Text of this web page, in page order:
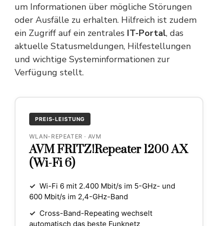
um Informationen über mögliche Störungen
oder Ausfälle zu erhalten. Hilfreich ist zudem
ein Zugriff auf ein zentrales IT-Portal, das
aktuelle Statusmeldungen, Hilfestellungen
und wichtige Systeminformationen zur
Verfügung stellt.
PREIS-LEISTUNG
WLAN-REPEATER · AVM
AVM FRITZ!Repeater 1200 AX
(Wi-Fi 6)
✓ Wi-Fi 6 mit 2.400 Mbit/s im 5-GHz- und
600 Mbit/s im 2,4-GHz-Band
✓ Cross-Band-Repeating wechselt
automatisch das beste Funknetz